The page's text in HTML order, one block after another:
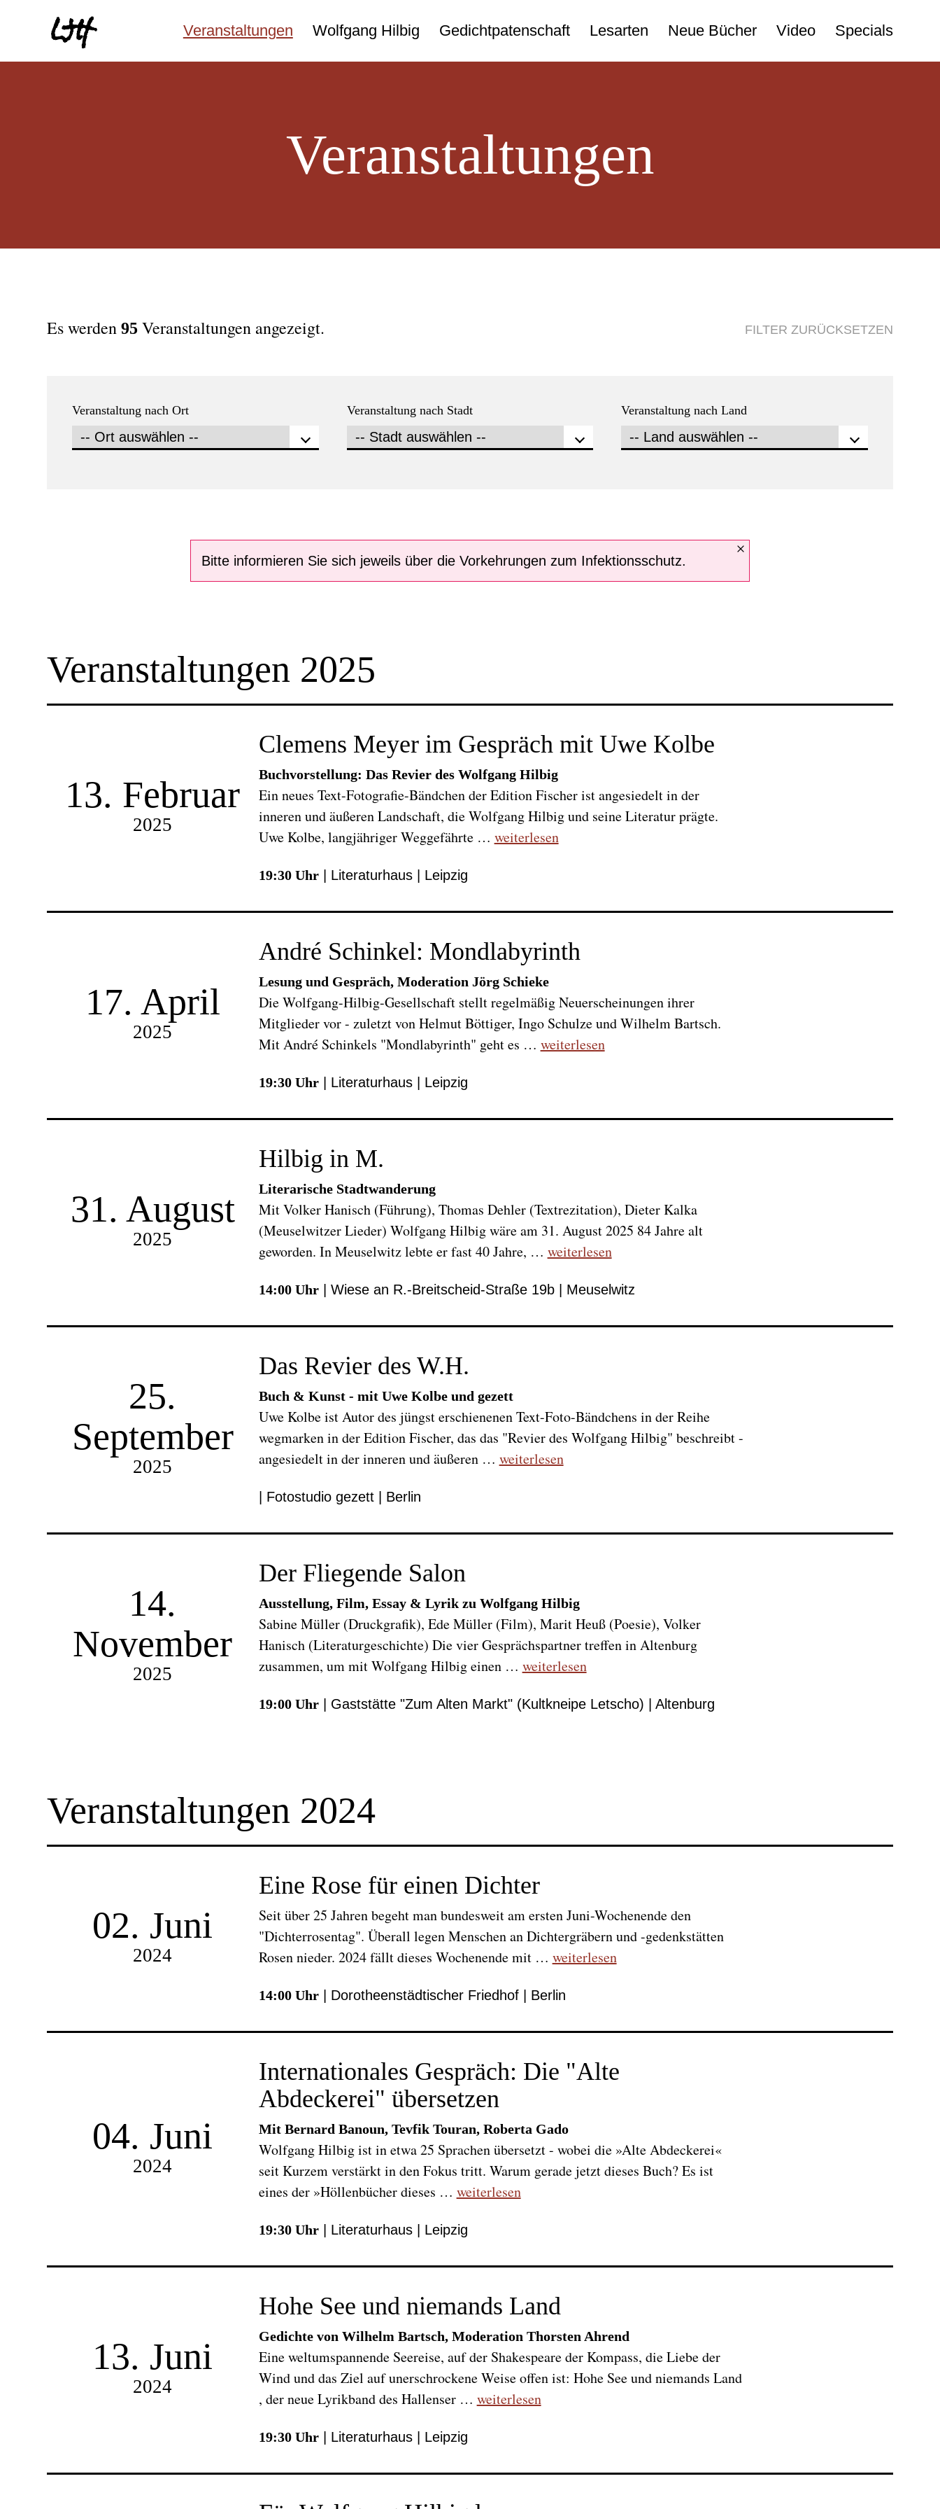
Veranstaltungen Wolfgang Hilbig Gedichtpatenschaft Lesarten Neue Bücher Video Specials
Veranstaltungen
Es werden95Veranstaltungen angezeigt. FILTER ZURÜCKSETZEN
Veranstaltung nach Ort Veranstaltung nach Stadt Veranstaltung nach Land
Bitte informieren Sie sich jeweils über die Vorkehrungen zum Infektionsschutz.
Veranstaltungen 2025
13. Februar
2025
Clemens Meyer im Gespräch mit Uwe Kolbe
Buchvorstellung: Das Revier des Wolfgang Hilbig
Ein neues Text-Fotografie-Bändchen der Edition Fischer ist angesiedelt in der
inneren und äußeren Landschaft, die Wolfgang Hilbig und seine Literatur prägte.
Uwe Kolbe, langjähriger Weggefährte … weiterlesen
19:30 Uhr| Literaturhaus | Leipzig
17. April
2025
André Schinkel: Mondlabyrinth
Lesung und Gespräch, Moderation Jörg Schieke
Die Wolfgang-Hilbig-Gesellschaft stellt regelmäßig Neuerscheinungen ihrer
Mitglieder vor - zuletzt von Helmut Böttiger, Ingo Schulze und Wilhelm Bartsch.
Mit André Schinkels "Mondlabyrinth" geht es … weiterlesen
19:30 Uhr| Literaturhaus | Leipzig
31. August
2025
Hilbig in M.
Literarische Stadtwanderung
Mit Volker Hanisch (Führung), Thomas Dehler (Textrezitation), Dieter Kalka
(Meuselwitzer Lieder) Wolfgang Hilbig wäre am 31. August 2025 84 Jahre alt
geworden. In Meuselwitz lebte er fast 40 Jahre, … weiterlesen
14:00 Uhr| Wiese an R.-Breitscheid-Straße 19b | Meuselwitz
25.
September
2025
Das Revier des W.H.
Buch & Kunst - mit Uwe Kolbe und gezett
Uwe Kolbe ist Autor des jüngst erschienenen Text-Foto-Bändchens in der Reihe
wegmarken in der Edition Fischer, das das "Revier des Wolfgang Hilbig" beschreibt -
angesiedelt in der inneren und äußeren … weiterlesen
| Fotostudio gezett | Berlin
14.
November
2025
Der Fliegende Salon
Ausstellung, Film, Essay & Lyrik zu Wolfgang Hilbig
Sabine Müller (Druckgrafik), Ede Müller (Film), Marit Heuß (Poesie), Volker
Hanisch (Literaturgeschichte) Die vier Gesprächspartner treffen in Altenburg
zusammen, um mit Wolfgang Hilbig einen … weiterlesen
19:00 Uhr| Gaststätte "Zum Alten Markt" (Kultkneipe Letscho) | Altenburg
Veranstaltungen 2024
02. Juni
2024
Eine Rose für einen Dichter
Seit über 25 Jahren begeht man bundesweit am ersten Juni-Wochenende den
"Dichterrosentag". Überall legen Menschen an Dichtergräbern und -gedenkstätten
Rosen nieder. 2024 fällt dieses Wochenende mit … weiterlesen
14:00 Uhr| Dorotheenstädtischer Friedhof | Berlin
04. Juni
2024
Internationales Gespräch: Die "Alte
Abdeckerei" übersetzen
Mit Bernard Banoun, Tevfik Touran, Roberta Gado
Wolfgang Hilbig ist in etwa 25 Sprachen übersetzt - wobei die »Alte Abdeckerei«
seit Kurzem verstärkt in den Fokus tritt. Warum gerade jetzt dieses Buch? Es ist
eines der »Höllenbücher dieses … weiterlesen
19:30 Uhr| Literaturhaus | Leipzig
13. Juni
2024
Hohe See und niemands Land
Gedichte von Wilhelm Bartsch, Moderation Thorsten Ahrend
Eine weltumspannende Seereise, auf der Shakespeare der Kompass, die Liebe der
Wind und das Ziel auf unerschrockene Weise offen ist: Hohe See und niemands Land
, der neue Lyrikband des Hallenser … weiterlesen
19:30 Uhr| Literaturhaus | Leipzig